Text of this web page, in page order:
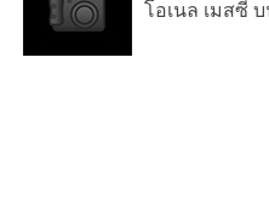
โอเนล เมสซี่